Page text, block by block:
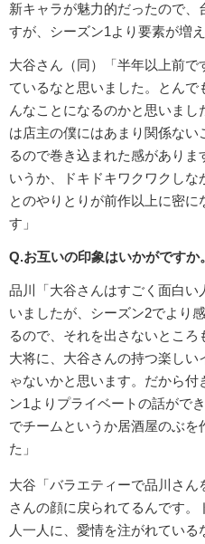
新キャラが魅力的だったので
すが、シーズン1より要素が増
大谷さん（同）「半年以上前
ているなと思いました。とんで
んなことになるのかと思いま
は店主の僕にはあまり関係な
るので巻き込まれた感があり
いうか、ドキドキワクワクし
とのやりとりが前作以上に密
す」
Q.お互いの印象はいかがですか。
品川「大谷さんはすごく面白い
いましたが、シーズン2でより
るので、それを出さないとこ
大将に、大谷さんの持つ楽し
ゃないかと思います。だから
ン1よりプライベートの話がで
でチームというか居酒屋のぶ
た」
大谷「バラエティーで品川さん
さんの顔に戻られてるんです
人一人に、愛情を注がれてい